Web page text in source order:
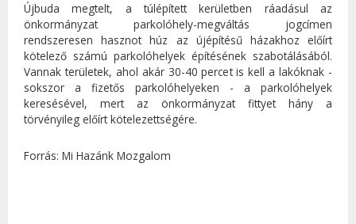
Újbuda megtelt, a túlépített kerületben ráadásul az
önkormányzat parkolóhely-megváltás jogcímen
rendszeresen hasznot húz az újépítésű házakhoz előírt
kötelező számú parkolóhelyek építésének szabotálásából.
Vannak területek, ahol akár 30-40 percet is kell a lakóknak -
sokszor a fizetős parkolóhelyeken - a parkolóhelyek
keresésével, mert az önkormányzat fittyet hány a
törvényileg előírt kötelezettségére.
Forrás: Mi Hazánk Mozgalom